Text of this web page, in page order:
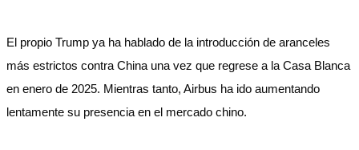
El propio Trump ya ha hablado de la introducción de aranceles
más estrictos contra China una vez que regrese a la Casa Blanca
en enero de 2025. Mientras tanto, Airbus ha ido aumentando
lentamente su presencia en el mercado chino.